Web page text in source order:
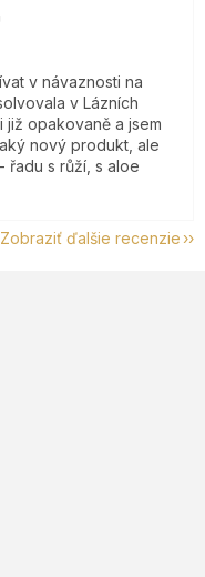
5 z 5 hviezdičiek.
v návaznosti na
v Lázních
již opakovaně a jsem
nový produkt, ale
řadu s růží, s aloe
Zobraziť ďalšie recenzie